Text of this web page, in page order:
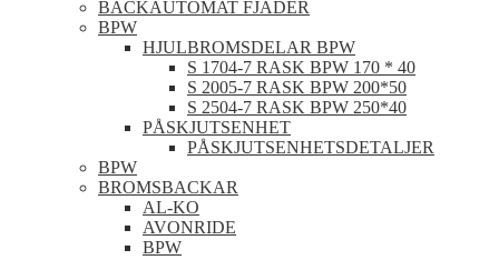
BACKAUTOMAT FJÄDER
BPW
HJULBROMSDELAR BPW
S 1704-7 RASK BPW 170 * 40
S 2005-7 RASK BPW 200*50
S 2504-7 RASK BPW 250*40
PÅSKJUTSENHET
PÅSKJUTSENHETSDETALJER
BPW
BROMSBACKAR
AL-KO
AVONRIDE
BPW